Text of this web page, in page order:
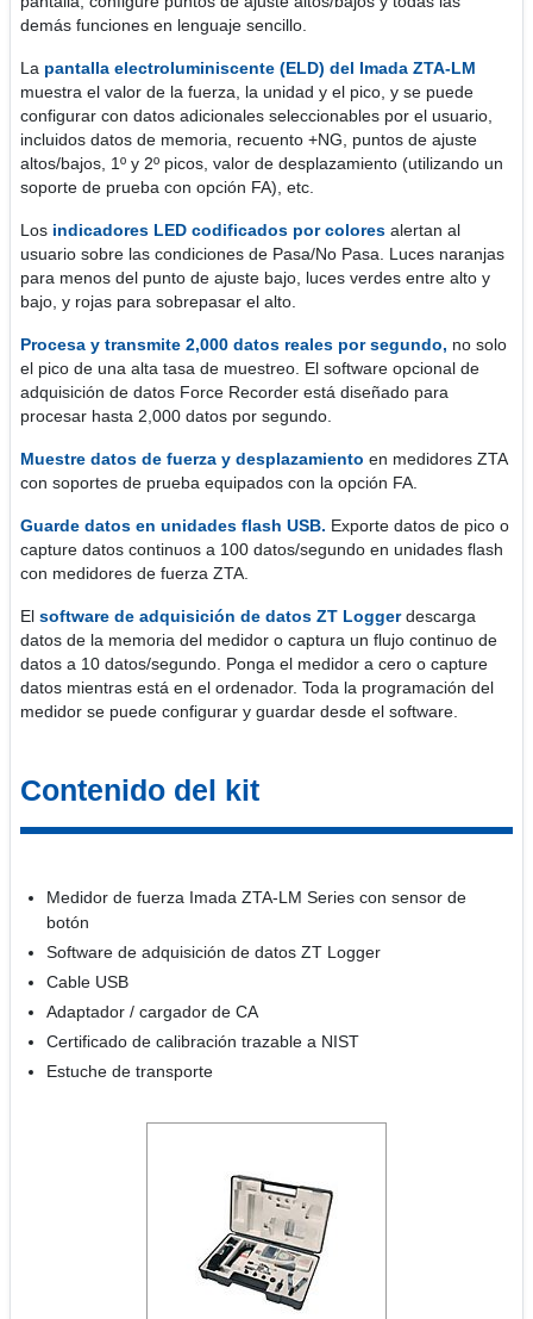
demás funciones en lenguaje sencillo.
La pantalla electroluminiscente (ELD) del Imada ZTA-LM
muestra el valor de la fuerza, la unidad y el pico, y se puede
configurar con datos adicionales seleccionables por el usuario,
incluidos datos de memoria, recuento +NG, puntos de ajuste
altos/bajos, 1º y 2º picos, valor de desplazamiento (utilizando un
soporte de prueba con opción FA), etc.
Los indicadores LED codificados por colores alertan al
usuario sobre las condiciones de Pasa/No Pasa. Luces naranjas
para menos del punto de ajuste bajo, luces verdes entre alto y
bajo, y rojas para sobrepasar el alto.
Procesa y transmite 2,000 datos reales por segundo, no solo
el pico de una alta tasa de muestreo. El software opcional de
adquisición de datos Force Recorder está diseñado para
procesar hasta 2,000 datos por segundo.
Muestre datos de fuerza y desplazamiento en medidores ZTA
con soportes de prueba equipados con la opción FA.
Guarde datos en unidades flash USB. Exporte datos de pico o
capture datos continuos a 100 datos/segundo en unidades flash
con medidores de fuerza ZTA.
El software de adquisición de datos ZT Loggerdescarga
datos de la memoria del medidor o captura un flujo continuo de
datos a 10 datos/segundo. Ponga el medidor a cero o capture
datos mientras está en el ordenador. Toda la programación del
medidor se puede configurar y guardar desde el software.
Contenido del kit
Medidor de fuerza Imada ZTA-LM Series con sensor de
botón
Software de adquisición de datos ZT Logger
Cable USB
Adaptador / cargador de CA
Certificado de calibración trazable a NIST
Estuche de transporte